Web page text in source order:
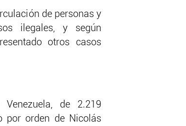
de personas y
ilegales, y según
otros casos
de 2.219
por orden de Nicolás